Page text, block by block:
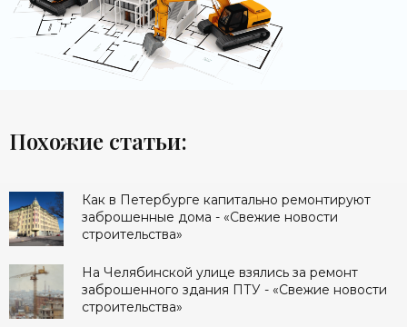
Похожие статьи:
Как в Петербурге капитально ремонтируют
заброшенные дома - «Свежие новости
строительства»
На Челябинской улице взялись за ремонт
заброшенного здания ПТУ - «Свежие новости
строительства»